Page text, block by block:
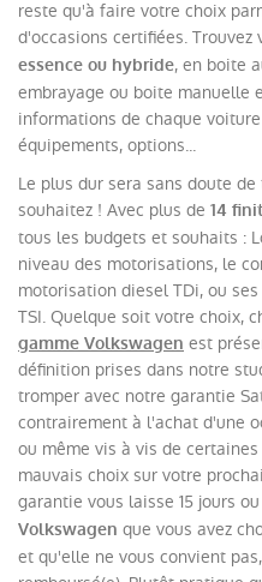
reste qu'à faire votre choix
d'occasions certifiées. Trouvez
essence ou hybride, en boite
embrayage ou boite manuelle
informations de chaque
équipements, options...
Le plus dur sera sans doute
souhaitez ! Avec plus de 14
tous les budgets et souhaits :
niveau des motorisations, le
motorisation diesel TDi, ou
TSI. Quelque soit votre choix,
gamme Volkswagen est
définition prises dans notre
tromper avec notre garantie
contrairement à l'achat d'une
ou même vis à vis de
mauvais choix sur votre
garantie vous laisse 15 jours
Volkswagen que vous avez
et qu'elle ne vous convient